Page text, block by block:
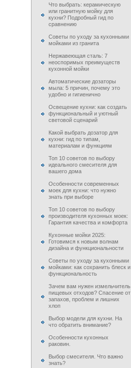
Что выбрать: керамическую
или гранитную мойку для
кухни? Подробный гид по
сравнению
Советы по уходу за кухонными
мойками из гранита
Нержавеющая сталь: 7
неоспоримых преимуществ
кухонной мойки
Автоматические дозаторы
мыла: 5 причин, почему это
удобно и гигиенично
Освещение кухни: как создать
функциональный и уютный
световой сценарий
Какой выбрать дозатор для
кухни: гид по типам,
материалам и функциям
Топ 10 советов по выбору
идеального смесителя для
вашего дома
Особенности современных
моек для кухни: что нужно
знать при выборе
Топ 10 советов по выбору
производителя кухонных моек:
Гарантия качества и комфорта
Кухонные мойки 2025:
Готовимся к новым волнам
дизайна и функциональности
Советы по уходу за кухонными
мойками: как сохранить блеск и
функциональность
Зачем вам нужен измельчитель
пищевых отходов? Спасение от
запахов, проблем и лишних
хлоп
Выбор модели для кухни. На
что обратить внимание?
Особенности кухонных
раковин.
Выбор смесителя. Что важно
знать?